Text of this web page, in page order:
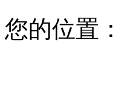
您的位置：